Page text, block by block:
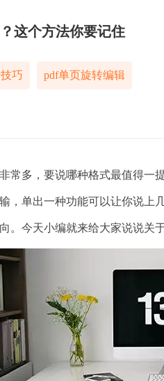
这个方法你要记住
巧 pdf单页旋转编辑
多，要说哪种格式最值得一
，单出一种功能可以让你说上
。今天小编就来给大家说说关